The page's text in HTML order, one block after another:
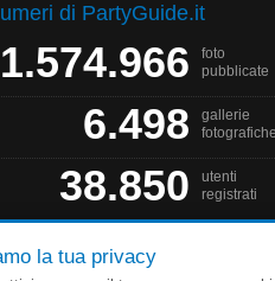
di PartyGuide.it
1.574.966
foto
pubblicate
6.498
gallerie
38.850
utenti
registrati
Salonna Web Designer
la tua privacy